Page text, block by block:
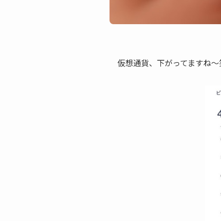
仮想通貨、下がってますね